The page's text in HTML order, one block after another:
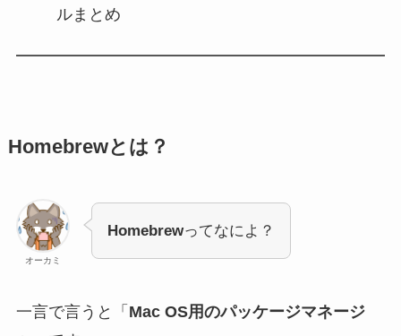
ルまとめ
Homebrewとは？
オーカミ
Homebrewってなによ？
一言で言うと「 Mac OS用のパッケージマネージ